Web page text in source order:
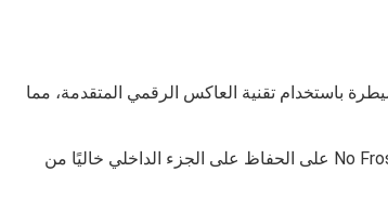
باستخدام تقنية العاكس الرقمي المتقدمة، مما
وداعًا لجلسات إزالة الجليد المملة. تعمل ميزة No Frost على الحفاظ على الجزء الداخلي خاليًا من